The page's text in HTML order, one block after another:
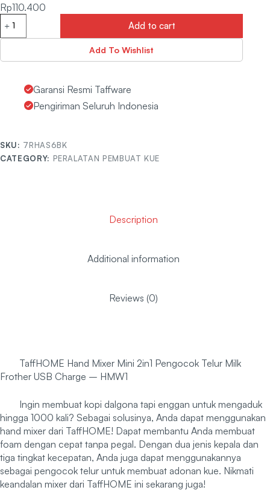
Rp110.400
Add to cart
Add To Wishlist
Garansi Resmi Taffware
Pengiriman Seluruh Indonesia
SKU: 7RHAS6BK
CATEGORY: PERALATAN PEMBUAT KUE
Description
Additional information
Reviews (0)
TaffHOME Hand Mixer Mini 2in1 Pengocok Telur Milk
Frother USB Charge – HMW1
Ingin membuat kopi dalgona tapi enggan untuk mengaduk
hingga 1000 kali? Sebagai solusinya, Anda dapat menggunakan
hand mixer dari TaffHOME! Dapat membantu Anda membuat
foam dengan cepat tanpa pegal. Dengan dua jenis kepala dan
tiga tingkat kecepatan, Anda juga dapat menggunakannya
sebagai pengocok telur untuk membuat adonan kue. Nikmati
keandalan mixer dari TaffHOME ini sekarang juga!